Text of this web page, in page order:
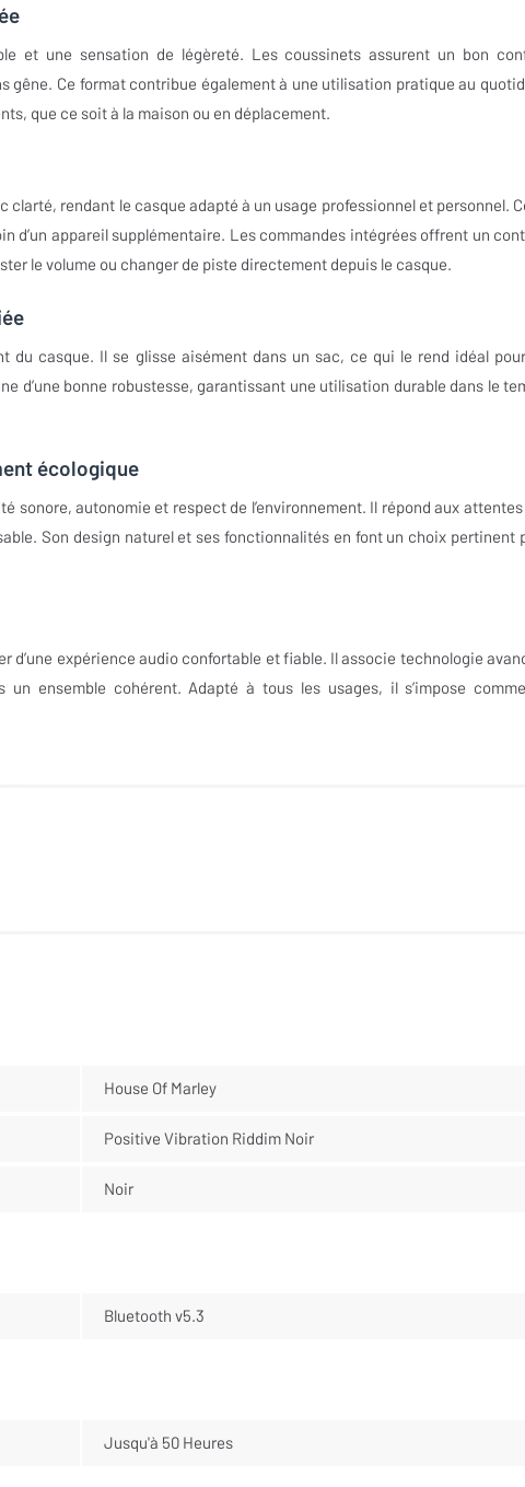
et une sensation de légèreté. Les coussinets assurent un bon
gêne. Ce format contribue également à une utilisation pratique au
que ce soit à la maison ou en déplacement.
rendant le casque adapté à un usage professionnel et personnel.
d’un appareil supplémentaire. Les commandes intégrées offrent un
le volume ou changer de piste directement depuis le casque.
casque. Il se glisse aisément dans un sac, ce qui le rend idéal
d’une bonne robustesse, garantissant une utilisation durable dans le
écologique
sonore, autonomie et respect de l’environnement. Il répond aux
Son design naturel et ses fonctionnalités en font un choix pertinent
d’une expérience audio confortable et fiable. Il associe technologie
ensemble cohérent. Adapté à tous les usages, il s’impose
House Of Marley
Positive Vibration Riddim Noir
Noir
Bluetooth v5.3
Jusqu'à 50 Heures